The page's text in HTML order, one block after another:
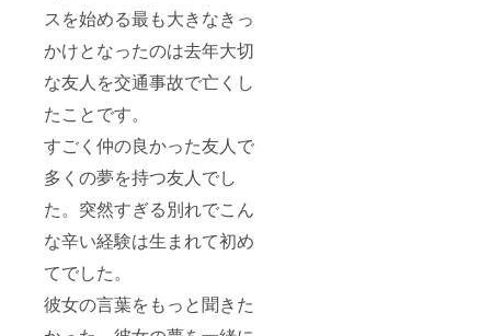
スを始める最も大きなきっ
かけとなったのは去年大切
な友人を交通事故で亡くし
たことです。
すごく仲の良かった友人で
多くの夢を持つ友人でし
た。突然すぎる別れでこん
な辛い経験は生まれて初め
てでした。
彼女の言葉をもっと聞きた